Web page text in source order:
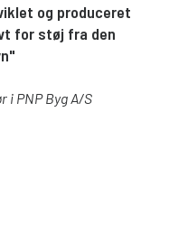
og produceret
for støj fra den
i PNP Byg A/S